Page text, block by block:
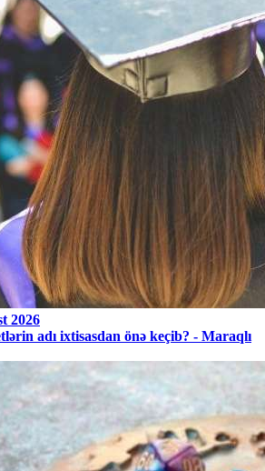
2026
adı ixtisasdan önə keçib? - Maraqlı